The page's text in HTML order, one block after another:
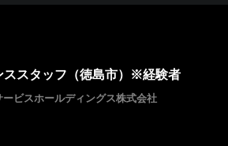
ススタッフ（徳島市）※経験者
ビスホールディングス株式会社